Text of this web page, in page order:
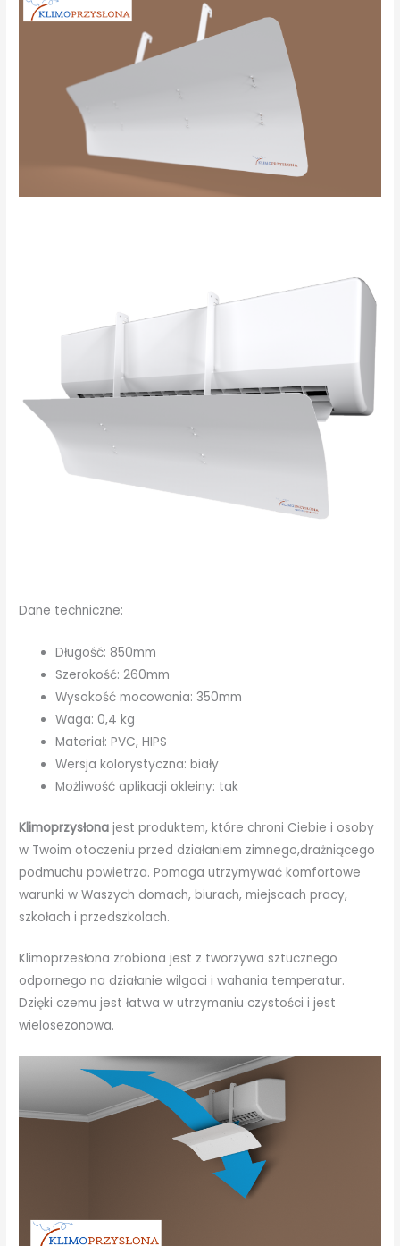
Dane techniczne:
Długość: 850mm
Szerokość: 260mm
Wysokość mocowania: 350mm
Waga: 0,4 kg
Materiał: PVC, HIPS
Wersja kolorystyczna: biały
Możliwość aplikacji okleiny: tak
Klimoprzysłona jest produktem, które chroni Ciebie i osoby
w Twoim otoczeniu przed działaniem zimnego,drażniącego
podmuchu powietrza. Pomaga utrzymywać komfortowe
warunki w Waszych domach, biurach, miejscach pracy,
szkołach i przedszkolach.
Klimoprzesłona zrobiona jest z tworzywa sztucznego
odpornego na działanie wilgoci i wahania temperatur.
Dzięki czemu jest łatwa w utrzymaniu czystości i jest
wielosezonowa.